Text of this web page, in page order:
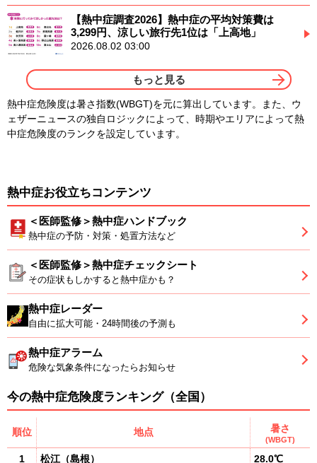
【熱中症調査2026】熱中症の平均対策費は
3,299円、涼しい旅行先1位は「上高地」
2026.08.02 03:00
もっと見る
熱中症危険度は暑さ指数(WBGT)を元に算出しています。また、ウ
ェザーニュースの独自ロジックによって、時期やエリアによって熱
中症危険度のランクを設定しています。
熱中症お役立ちコンテンツ
＜医師監修＞熱中症ハンドブック
熱中症の予防・対策・処置方法など
＜医師監修＞熱中症チェックシート
その症状もしかすると熱中症かも？
熱中症レーダー
自由に拡大可能・24時間後の予測も
熱中症アラーム
危険な気象条件になったらお知らせ
今の熱中症危険度ランキング（全国）
順位 地点 暑さ
(WBGT)
1 松江（島根） 28.0℃